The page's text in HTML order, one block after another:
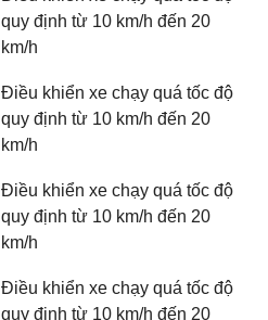
quy định từ 10 km/h đến 20
km/h
Điều khiển xe chạy quá tốc độ
quy định từ 10 km/h đến 20
km/h
Điều khiển xe chạy quá tốc độ
quy định từ 10 km/h đến 20
km/h
Điều khiển xe chạy quá tốc độ
quy định từ 10 km/h đến 20